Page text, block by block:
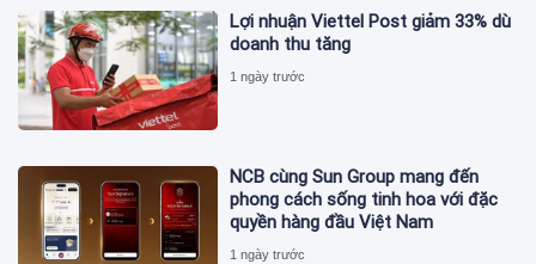
Lợi nhuận Viettel Post giảm 33% dù
doanh thu tăng
1 ngày trước
NCB cùng Sun Group mang đến
phong cách sống tinh hoa với đặc
quyền hàng đầu Việt Nam
1 ngày trước